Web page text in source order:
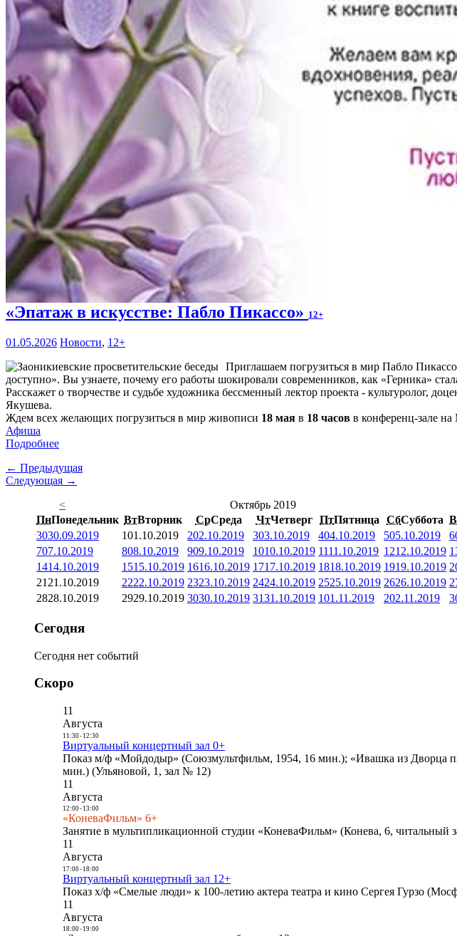
«Эпатаж в искусстве: Пабло Пикассо» 12+
01.05.2026 Новости, 12+
Приглашаем погрузиться в мир Пабло
доступно». Вы узнаете, почему его работы шокировали современников, как «Герника»
Расскажет о творчестве и судьбе художника бессменный лектор проекта - культуролог,
Якушева.
Ждем всех желающих погрузиться в мир живописи 18 мая в 18 часов в конференц-зале
Афиша
Подробнее
← Предыдущая
Следующая →
<
Октябрь 2019
ПнПонедельник ВтВторник СрСреда ЧтЧетверг ПтПятница СбСуббота
3030.09.2019 101.10.2019 202.10.2019 303.10.2019 404.10.2019 505.10.2019 6
707.10.2019 808.10.2019 909.10.2019 1010.10.2019 1111.10.2019 1212.10.2019
1414.10.2019 1515.10.2019 1616.10.2019 1717.10.2019 1818.10.2019 1919.10.2019
21 21.10.2019 2222.10.2019 2323.10.2019 2424.10.2019 2525.10.2019 2626.10.2019
2828.10.2019 2929.10.2019 3030.10.2019 3131.10.2019 101.11.2019 202.11.2019 3
Сегодня
Сегодня нет событий
Скоро
11
Августа
11:30- 12:30
Виртуальный концертный зал 0+
Показ м/ф «Мойдодыр» (Союзмультфильм, 1954, 16 мин.); «Ивашка из Дворца
мин.) (Ульяновой, 1, зал № 12)
11
Августа
12:00- 13:00
«КоневаФильм» 6+
Занятие в мультипликационной студии «КоневаФильм» (Конева, 6, читальный
11
Августа
17:00- 18:00
Виртуальный концертный зал 12+
Показ х/ф «Смелые люди» к 100-летию актера театра и кино Сергея Гурзо
11
Августа
18:00- 19:00